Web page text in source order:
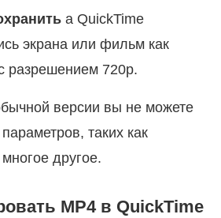
а QuickTime
экрана или фильм как
разрешением 720p.
версии вы не можете
таких как
другое.
MP4 в QuickTime